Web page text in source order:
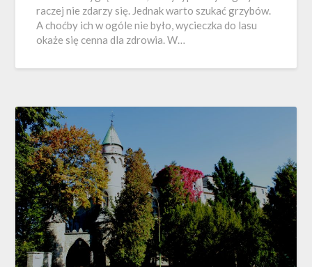
raczej nie zdarzy się. Jednak warto szukać grzybów.
A choćby ich w ogóle nie było, wycieczka do lasu
okaże się cenna dla zdrowia. W…